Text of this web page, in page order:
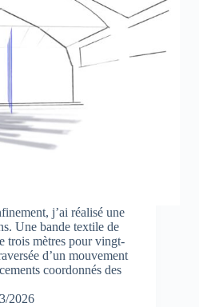
j’ai réalisé une
Une bande textile de
trois mètres pour vingt-
d’un mouvement
coordonnés des
2026